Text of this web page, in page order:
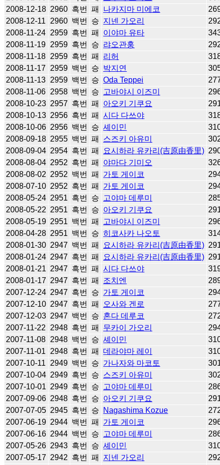
2008-12-18 2960 흑번 패 나카지마 미에코
2008-12-11
2960 백번 승 지넨 가오리
2008-11-24 2959 흑번 패 이야마 유타
2008-11-19 2959 흑번 승 랴오관훙
2008-11-18 2959 흑번 패 리허
2008-11-17
2959 백번 승 박지연
2008-11-13 2959 백번 승 Oda Teppei
2008-11-06 2958 백번 승 고바야시 이즈미
2008-10-23 2957 흑번 패 아오키 기쿠요
2008-10-13 2956 흑번 패 시다 다쓰야
2008-10-06 2956 백번 승 셰이민
2008-09-18 2955 백번 패 스즈키 아유미
2008-09-04 2954 흑번 패 요시하라 유카리(吉原由香里)
2008-08-04 2952 흑번 패 야마다 기미오
2008-08-02 2952 백번 패 가토 게이코
2008-07-10 2952 흑번 패 가토 게이코
2008-05-24 2951 흑번 승 고야마 데루미
2008-05-22 2951 흑번 승 아오키 기쿠요
2008-05-19 2951 백번 패 고바야시 이즈미
2008-04-28 2951 백번 승 히코사카 나오토
2008-01-30 2947 백번 패 요시하라 유카리(吉原由香里)
2008-01-24 2947 흑번 패 요시하라 유카리(吉原由香里)
2008-01-21 2947 흑번 패 시다 다쓰야
2008-01-17 2947 흑번 패 조치엔
2007-12-24 2947 흑번 승 가토 게이코
2007-12-10 2947 흑번 패 오사와 겐로
2007-12-03 2947 백번 승 혼다 데루코
2007-11-22
2948 흑번 패 무카이 가오리
2007-11-08 2948 백번 승 셰이민
2007-11-01
2948 흑번 패 데라야마 레이
2007-10-11
2949 백번 승 가나자와 마코토
2007-10-04 2949 흑번 승 스즈키 아유미
2007-10-01 2949 흑번 승 고야마 데루미
2007-09-06 2948 흑번 승 아오키 기쿠요
2007-07-05 2945 흑번 승 Nagashima Kozue
2007-06-19 2944 백번 패 가토 게이코
2007-06-16 2944 백번 승 고야마 데루미
2007-05-26 2943 흑번 승 셰이민
2007-05-17 2942 흑번 패 지넨 가오리